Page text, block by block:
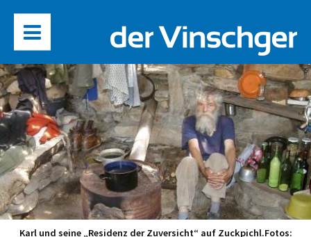
Karl und seine „Residenz der Zuversicht“ auf Zuckpichl.Fotos: